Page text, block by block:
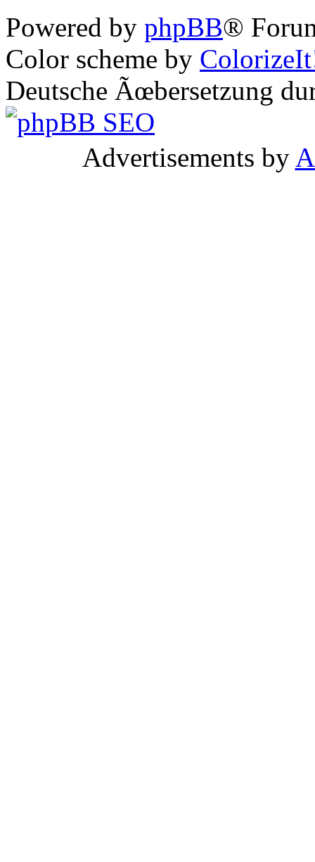
Powered by phpBB®
Color scheme by
Deutsche Ãœbersetzung
Advertisements by